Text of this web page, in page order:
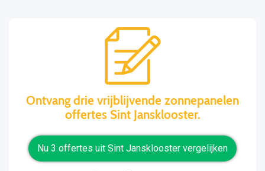
Ontvang drie vrijblijvende zonnepanelen
offertes Sint Jansklooster.
Nu 3 offertes uit Sint Jansklooster vergelijken